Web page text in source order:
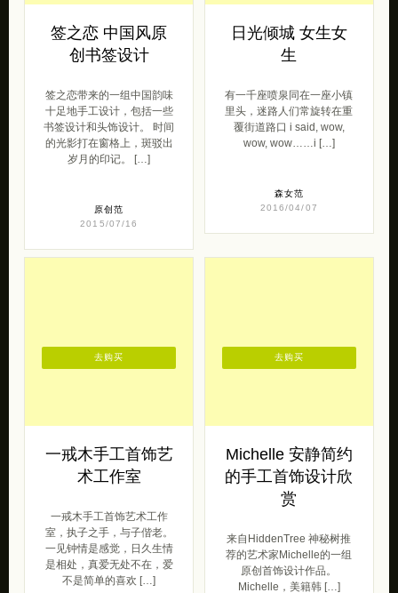
签之恋 中国风原
创书签设计
签之恋带来的一组中国韵味
十足地手工设计，包括一些
书签设计和头饰设计。 时间
的光影打在窗格上，斑驳出
岁月的印记。 […]
原创范
2015/07/16
日光倾城 女生女
生
有一千座喷泉同在一座小镇
里头，迷路人们常旋转在重
覆街道路口 i said, wow,
wow, wow……i […]
森女范
2016/04/07
一戒木手工首饰艺
术工作室
一戒木手工首饰艺术工作
室，执子之手，与子偕老。
一见钟情是感觉，日久生情
是相处，真爱无处不在，爱
不是简单的喜欢 […]
去购买
Michelle 安静简约
的手工首饰设计欣
赏
来自HiddenTree 神秘树推
荐的艺术家Michelle的一组
原创首饰设计作品。
Michelle，美籍韩 […]
去购买